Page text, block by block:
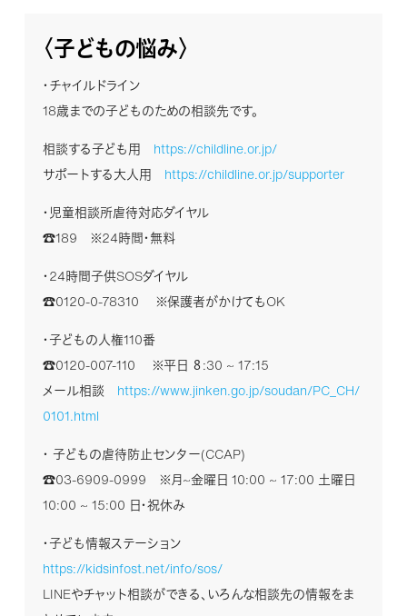
〈子どもの悩み〉
・チャイルドライン
18歳までの子どものための相談先です。
相談する子ども用 https://childline.or.jp/
サポートする大人用 https://childline.or.jp/supporter
・児童相談所虐待対応ダイヤル
☎189 ※24時間・無料
・24時間子供SOSダイヤル
☎0120-0-78310 ※保護者がかけてもOK
・子どもの人権110番
☎0120-007-110 ※平日 ８:30 ~ 17:15
メール相談 https://www.jinken.go.jp/soudan/PC_CH/
0101.html
・ 子どもの虐待防止センター(CCAP)
☎03-6909-0999 ※月~金曜日 10:00 ~ 17:00 土曜日
10:00 ~ 15:00 日・祝休み
・子ども情報ステーション
https://kidsinfost.net/info/sos/
LINEやチャット相談ができる、いろんな相談先の情報をま